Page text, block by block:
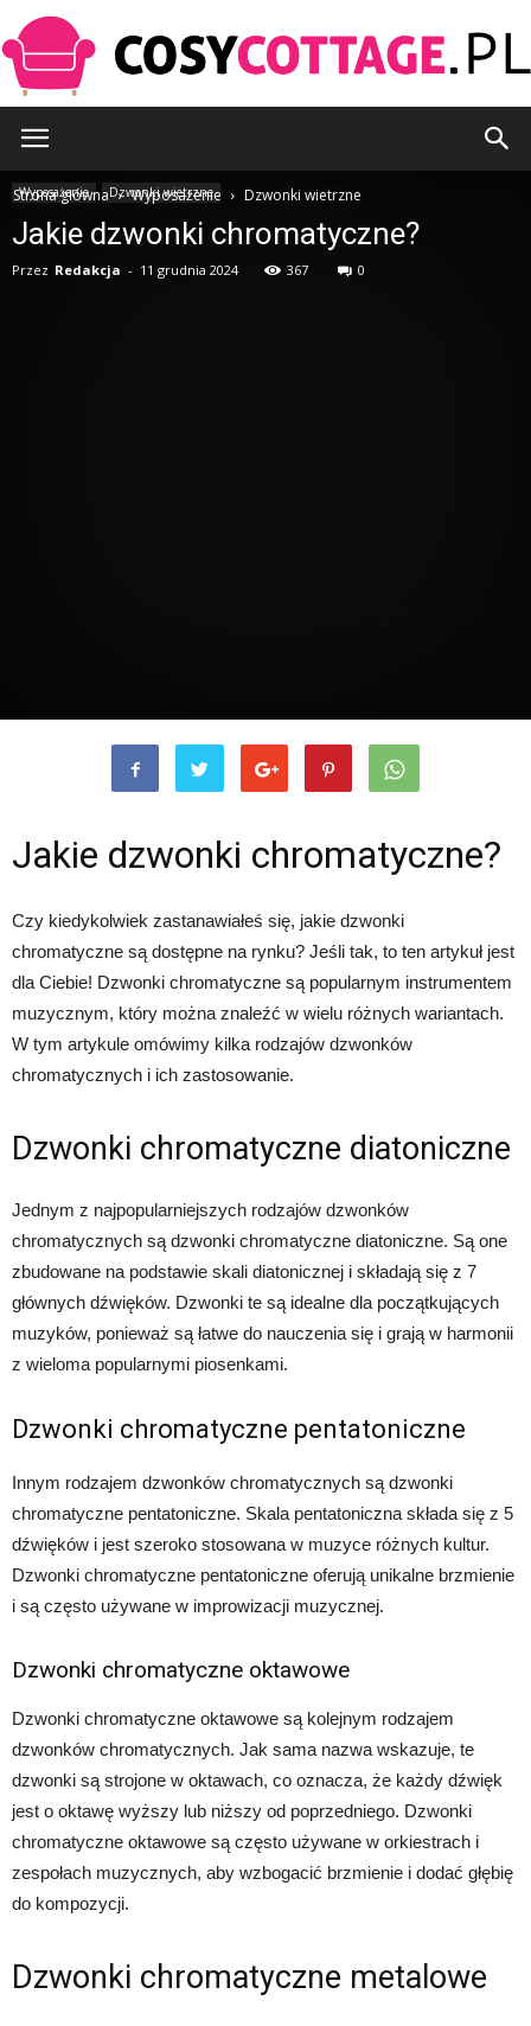
Strona główna Wyposażenie Dzwonki wietrzne
Wyposażenie Dzwonki wietrzne
Jakie dzwonki chromatyczne?
Przez Redakcja - 11 grudnia 2024 367 0
Jakie dzwonki chromatyczne?
Czy kiedykolwiek zastanawiałeś się, jakie dzwonki
chromatyczne są dostępne na rynku? Jeśli tak, to ten artykuł jest
dla Ciebie! Dzwonki chromatyczne są popularnym instrumentem
muzycznym, który można znaleźć w wielu różnych wariantach.
W tym artykule omówimy kilka rodzajów dzwonków
chromatycznych i ich zastosowanie.
Dzwonki chromatyczne diatoniczne
Jednym z najpopularniejszych rodzajów dzwonków
chromatycznych są dzwonki chromatyczne diatoniczne. Są one
zbudowane na podstawie skali diatonicznej i składają się z 7
głównych dźwięków. Dzwonki te są idealne dla początkujących
muzyków, ponieważ są łatwe do nauczenia się i grają w harmonii
z wieloma popularnymi piosenkami.
Dzwonki chromatyczne pentatoniczne
Innym rodzajem dzwonków chromatycznych są dzwonki
chromatyczne pentatoniczne. Skala pentatoniczna składa się z 5
dźwięków i jest szeroko stosowana w muzyce różnych kultur.
Dzwonki chromatyczne pentatoniczne oferują unikalne brzmienie
i są często używane w improwizacji muzycznej.
Dzwonki chromatyczne oktawowe
Dzwonki chromatyczne oktawowe są kolejnym rodzajem
dzwonków chromatycznych. Jak sama nazwa wskazuje, te
dzwonki są strojone w oktawach, co oznacza, że ​​każdy dźwięk
jest o oktawę wyższy lub niższy od poprzedniego. Dzwonki
chromatyczne oktawowe są często używane w orkiestrach i
zespołach muzycznych, aby wzbogacić brzmienie i dodać głębię
do kompozycji.
Dzwonki chromatyczne metalowe